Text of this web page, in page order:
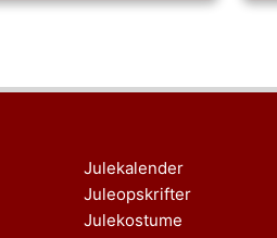
Julekalender
Juleopskrifter
Julekostume